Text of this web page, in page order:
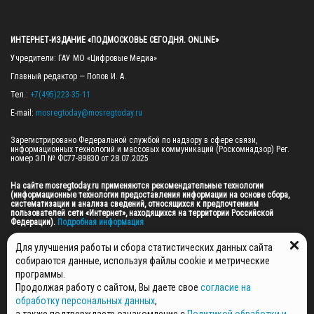
ИНТЕРНЕТ-ИЗДАНИЕ «ПОДМОСКОВЬЕ СЕГОДНЯ. ONLINE»
Учредители: ГАУ МО «Цифровые Медиа»
Главный редактор — Попов И. А.
Тел.: +7(495)223-35-11
E-mail: mosregtoday@mosregtoday.ru
Зарегистрировано Федеральной службой по надзору в сфере связи,
информационных технологий и массовых коммуникаций (Роскомнадзор) Рег.
номер ЭЛ № ФС77-89830 от 28.07.2025
На сайте mosregtoday.ru применяются рекомендательные технологии
(информационные технологии предоставления информации на основе сбора,
систематизации и анализа сведений, относящихся к предпочтениям
пользователей сети «Интернет», находящихся на территории Российской
Федерации). Подробная информация
© 2026 ПРАВА НА ВСЕ МАТЕРИАЛЫ САЙТА ПРИНАДЛЕЖАТ ГАУ МО "ЦИФРОВЫЕ
МЕДИА" (ОГРН: 1255000059467).
ПОЛИТИКА ОБРАБОТКИ И ЗАЩИТЫ ПЕРСОНАЛЬНЫХ ДАННЫХ
НОВОСТИ
Для улучшения работы и сбора статистических данных сайта
собираются данные, используя файлы cookie и метрические
программы.
Продолжая работу с сайтом, Вы даете свое согласие на
обработку персональных данных,